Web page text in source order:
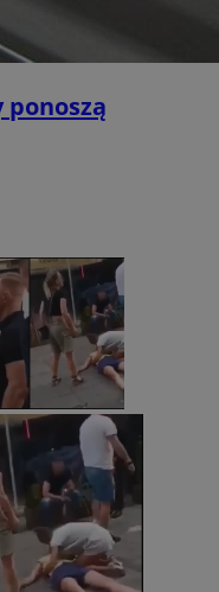
ponoszą